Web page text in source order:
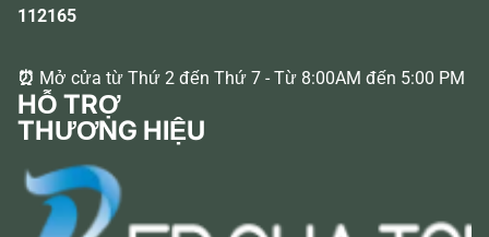
112165
⏰ Mở cửa từ Thứ 2 đến Thứ 7 - Từ 8:00AM đến 5:00 PM
HỖ TRỢ
THƯƠNG HIỆU